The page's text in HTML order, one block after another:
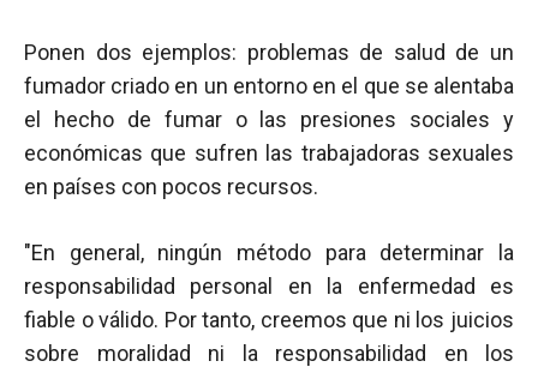
Ponen dos ejemplos: problemas de salud de un
fumador criado en un entorno en el que se alentaba
el hecho de fumar o las presiones sociales y
económicas que sufren las trabajadoras sexuales
en países con pocos recursos.
"En general, ningún método para determinar la
responsabilidad personal en la enfermedad es
fiable o válido. Por tanto, creemos que ni los juicios
sobre moralidad ni la responsabilidad en los